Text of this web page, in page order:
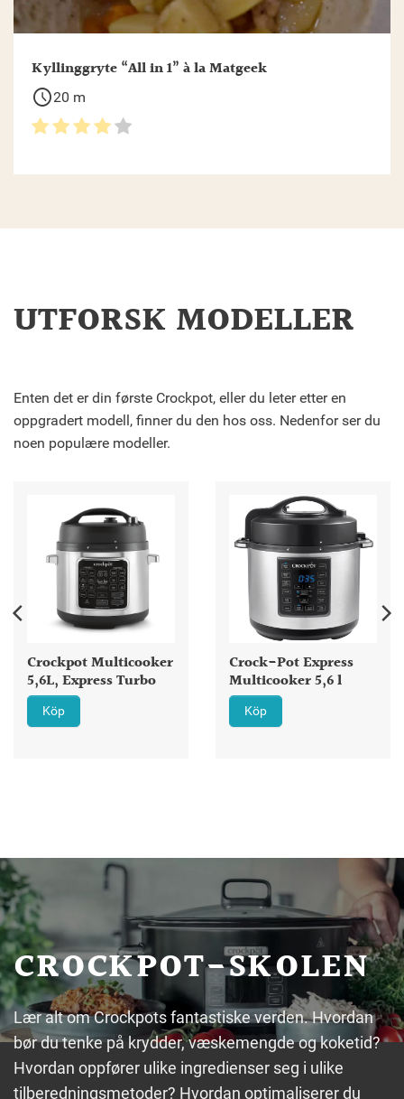
Kyllinggryte “All in 1” à la Matgeek
schedule20 m
UTFORSK MODELLER
Enten det er din første Crockpot, eller du leter etter en
oppgradert modell, finner du den hos oss. Nedenfor ser du
noen populære modeller.
Crockpot Multicooker
5,6L, Express Turbo
Köp
Crock-Pot Express
Multicooker 5,6 l
Köp
CROCKPOT-SKOLEN
Lær alt om Crockpots fantastiske verden. Hvordan
bør du tenke på krydder, væskemengde og koketid?
Hvordan oppfører ulike ingredienser seg i ulike
tilberedningsmetoder? Hvordan optimaliserer du